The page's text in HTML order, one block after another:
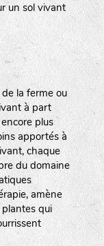
un sol vivant
la ferme ou
à part
plus
apportés à
chaque
du domaine
amène
qui